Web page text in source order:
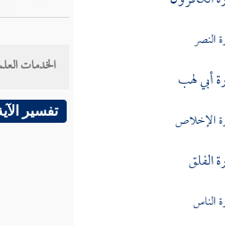
رضي الله تعالى عنهم
الخدمات
تفسير